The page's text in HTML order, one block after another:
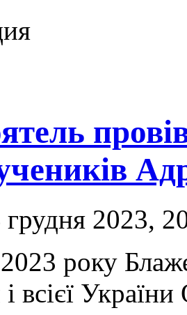
грудня 2023,
року
всієї